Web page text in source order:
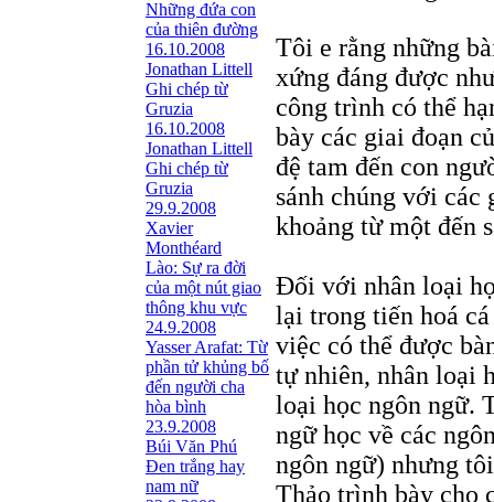
Những đứa con
của thiên đường
16.10.2008
Jonathan Littell
Ghi chép từ
Gruzia
16.10.2008
Jonathan Littell
Ghi chép từ
Gruzia
29.9.2008
Xavier
Monthéard
Lào: Sự ra đời
của một nút giao
thông khu vực
24.9.2008
Yasser Arafat: Từ
phần tử khủng bố
đến người cha
hòa bình
23.9.2008
Búi Văn Phú
Đen trắng hay
nam nữ
Tôi e rằng những
xứng đáng được
công trình có thể
bày các giai đoạn
đệ tam đến con
sánh chúng với
khoảng từ một đến
Đối với nhân loại
lại trong tiến hoá
việc có thể được
tự nhiên, nhân loại
loại học ngôn ngữ.
ngữ học về các
ngôn ngữ) nhưng
Thảo trình bày cho